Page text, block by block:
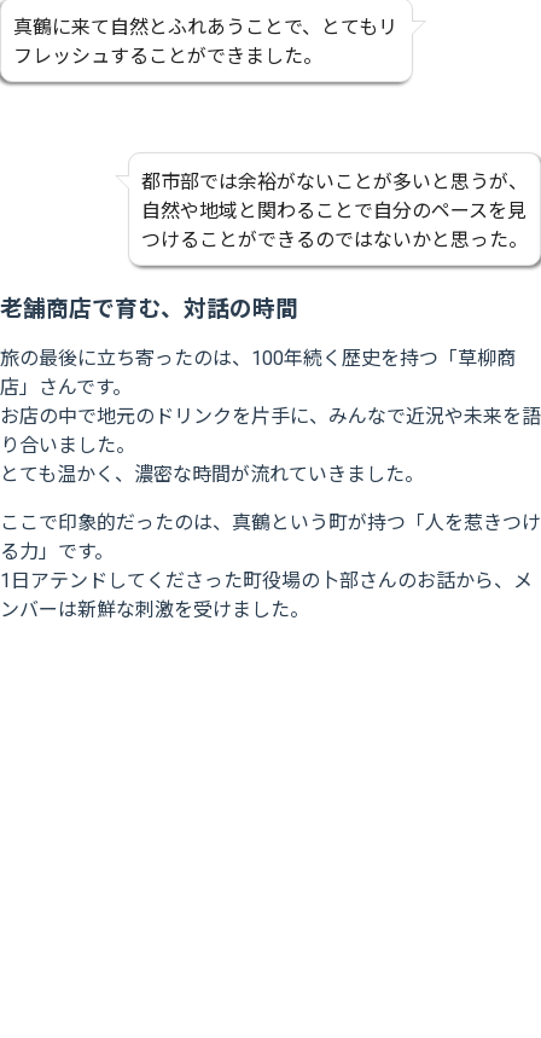
真鶴に来て自然とふれあうことで、とてもリ
フレッシュすることができました。
都市部では余裕がないことが多いと思うが、
自然や地域と関わることで自分のペースを見
つけることができるのではないかと思った。
老舗商店で育む、対話の時間
旅の最後に立ち寄ったのは、100年続く歴史を持つ「草柳商
店」さんです。
お店の中で地元のドリンクを片手に、みんなで近況や未来を語
り合いました。
とても温かく、濃密な時間が流れていきました。
ここで印象的だったのは、真鶴という町が持つ「人を惹きつけ
る力」です。
1日アテンドしてくださった町役場の卜部さんのお話から、メ
ンバーは新鮮な刺激を受けました。